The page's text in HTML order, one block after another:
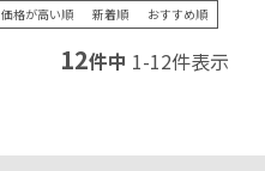
価格が高い順 新着順 おすすめ順
12件中 1-12件表示